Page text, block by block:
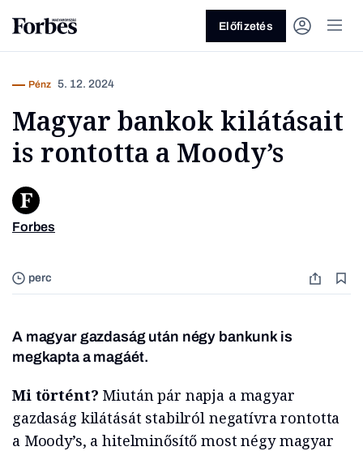
Előfizetés
perc
Pénz 5. 12. 2024
Magyar bankok kilátásait
is rontotta a Moody’s
Forbes
A magyar gazdaság után négy bankunk is
megkapta a magáét.
Mi történt? Miután pár napja a magyar
gazdaság kilátását stabilról negatívra rontotta
a Moody’s, a hitelminősítő most négy magyar